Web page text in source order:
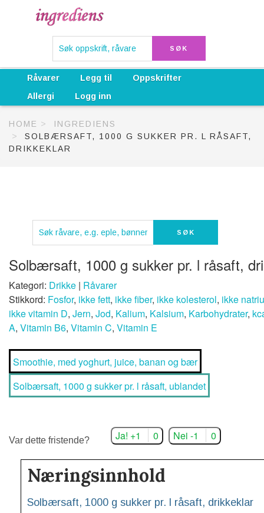
Råvarer Legg til
Oppskrifter
Allergi
Logg inn
HOME
INGREDIENS
SOLBÆRSAFT, 1000 G SUKKER PR. L RÅSAFT,
DRIKKEKLAR
Solbærsaft, 1000 g sukker pr. l råsaft,
Kategori: Drikke | Råvarer
Stikkord: Fosfor, ikke fett, ikke fiber, ikke kolesterol, ikke
ikke vitamin D, Jern, Jod, Kalium, Kalsium, Karbohydrater,
A, Vitamin B6, Vitamin C, Vitamin E
Smoothie, med yoghurt, juice, banan og bær
Solbærsaft, 1000 g sukker pr. l råsaft, ublandet
Var dette fristende? Ja! +1 0 Nei -1 0
Næringsinnhold
Solbærsaft, 1000 g sukker pr. l råsaft, drikkeklar